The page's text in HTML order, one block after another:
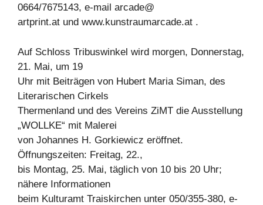
0664/7675143, e-mail arcade@
artprint.at und www.kunstraumarcade.at .
Auf Schloss Tribuswinkel wird morgen, Donnerstag,
21. Mai, um 19
Uhr mit Beiträgen von Hubert Maria Siman, des
Literarischen Cirkels
Thermenland und des Vereins ZiMT die Ausstellung
„WOLLKE“ mit Malerei
von Johannes H. Gorkiewicz eröffnet.
Öffnungszeiten: Freitag, 22.,
bis Montag, 25. Mai, täglich von 10 bis 20 Uhr;
nähere Informationen
beim Kulturamt Traiskirchen unter 050/355-380, e-